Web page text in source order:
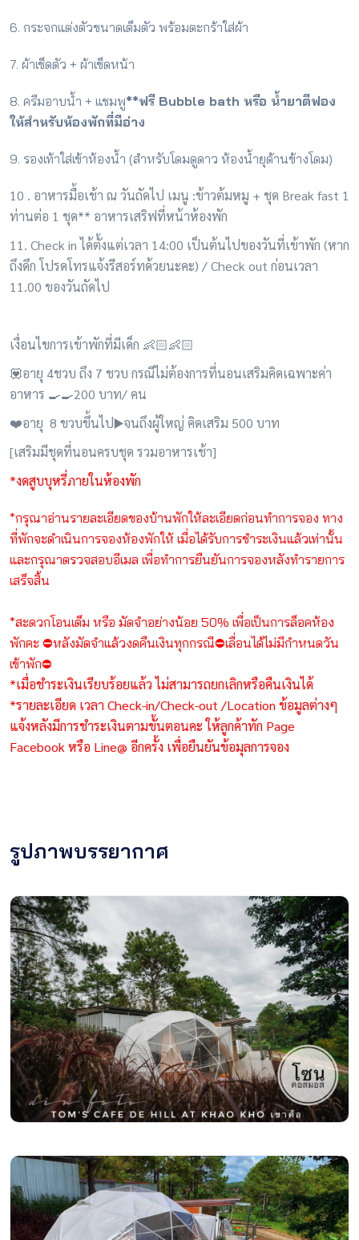
6. กระจกแต่งตัวขนาดเต็มตัว พร้อมตะกร้าใส่ผ้า
7. ผ้าเช็ดตัว + ผ้าเช็ดหน้า
8. ครีมอาบน้ำ + แชมพู**ฟรี Bubble bath หรือ น้ำยาตีฟอง
ให้สำหรับห้องพักที่มีอ่าง
9. รองเท้าใส่เข้าห้องน้ำ (สำหรับโดมดูดาว ห้องน้ำยุด้านข้างโดม)
10 . อาหารมื้อเช้า ณ วันถัดไป เมนู :ข้าวต้มหมู + ชุด Break fast 1
ท่านต่อ 1 ชุด** อาหารเสริฟที่หน้าห้องพัก
11. Check in ได้ตั้งแต่เวลา 14:00 เป็นต้นไปของวันที่เข้าพัก (หาก
ถึงดึก โปรดโทรแจ้งรีสอร์ทด้วยนะคะ) / Check out ก่อนเวลา
11.00 ของวันถัดไป
เงื่อนไขการเข้าพักที่มีเด็ก 👶🏻👶🏻
💟อายุ 4ชวบ ถึง 7 ชวบ กรณีไม่ต้องการที่นอนเสริมคิดเฉพาะค่า
อาหาร 🍳🍳200 บาท/ คน
❤️อายุ 8 ขวบขึ้นไป▶️จนถึงผู้ใหญ่ คิดเสริม 500 บาท
[เสริมมีชุดที่นอนครบชุด รวมอาหารเช้า]
*งดสูบบุหรี่ภายในห้องพัก
*กรุณาอ่านรายละเอียดของบ้านพักให้ละเอียดก่อนทำการจอง ทาง
ที่พักจะดำเนินการจองห้องพักให้ เมื่อได้รับการชำระเงินแล้วเท่านั้น
และกรุณาตรวจสอบอีเมล เพื่อทำการยืนยันการจองหลังทำรายการ
เสร็จสิ้น
*สะดวกโอนเต็ม หรือ มัดจำอย่างน้อย 50% เพื่อเป็นการล็อคห้อง
พักคะ ⛔️หลังมัดจำแล้วงดคืนเงินทุกกรณี⛔️เลื่อนได้ไม่มีกำหนดวัน
เข้าพัก⛔️
*เมื่อชำระเงินเรียบร้อยแล้ว ไม่สามารถยกเลิกหรือคืนเงินได้
*รายละเอียด เวลา Check-in/Check-out /Location ข้อมูลต่างๆ
แจ้งหลังมีการชำระเงินตามขั้นตอนคะ ให้ลูกค้าทัก Page
Facebook หรือ Line@ อีกครั้ง เพื่อยืนยันข้อมุลการจอง
รูปภาพบรรยากาศ